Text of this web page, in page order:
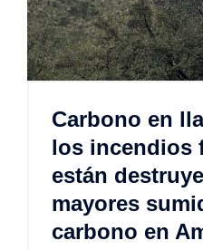
Carbono en
los incendios
están
mayores
carbono en